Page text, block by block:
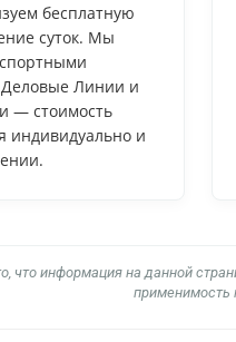
бесплатную
суток. Мы
Линии и
— стоимость
индивидуально и
что информация на данной
применимость